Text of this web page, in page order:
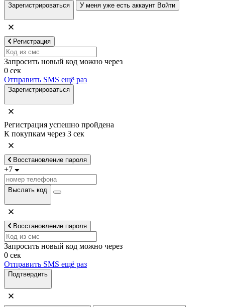
Зарегистрироваться У меня уже есть аккаунт Войти
Регистрация
Запросить новый код можно через
0 сек
Отправить SMS ещё раз
Зарегистрироваться
Регистрация успешно пройдена
К покупкам через 3 сек
Восстановление пароля
+7
Выслать код
Восстановление пароля
Запросить новый код можно через
0 сек
Отправить SMS ещё раз
Подтвердить